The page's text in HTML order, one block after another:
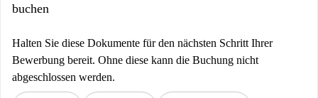
buchen
Halten Sie diese Dokumente für den nächsten Schritt Ihrer
Bewerbung bereit. Ohne diese kann die Buchung nicht
abgeschlossen werden.